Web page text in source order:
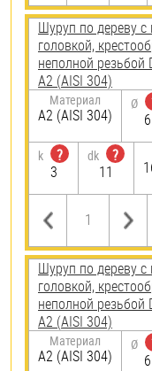
Шуруп по дереву с
головкой,
неполной
А2 (AISI 304)
Материал
А2 (AISI 304)
Ø
6
k
?
3
dk
?
11
Шуруп по дереву с
головкой,
неполной
А2 (AISI 304)
Материал
А2 (AISI 304)
Ø
6